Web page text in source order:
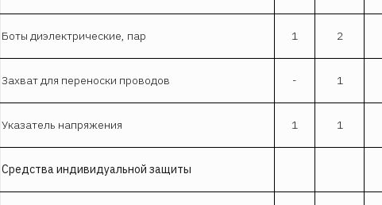
Боты диэлектрические, пар 1 2
Захват для переноски проводов - 1
Указатель напряжения 1 1
Средства индивидуальной защиты